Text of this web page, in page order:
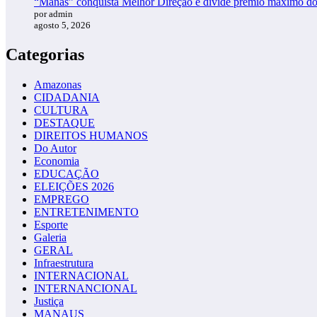
por admin
agosto 5, 2026
Categorias
Amazonas
CIDADANIA
CULTURA
DESTAQUE
DIREITOS HUMANOS
Do Autor
Economia
EDUCAÇÃO
ELEIÇÕES 2026
EMPREGO
ENTRETENIMENTO
Esporte
Galeria
GERAL
Infraestrutura
INTERNACIONAL
INTERNANCIONAL
Justiça
MANAUS